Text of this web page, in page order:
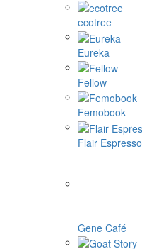
ecotree
Eureka
Fellow
Femobook
Flair Espresso
Gene Café